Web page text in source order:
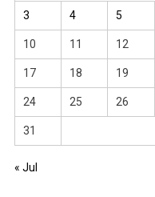
3 4 5
10 11 12
17 18 19
24 25 26
31
« Jul